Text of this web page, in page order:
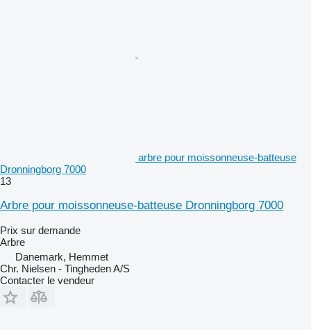
arbre pour moissonneuse-batteuse
Dronningborg 7000
13
Arbre pour moissonneuse-batteuse Dronningborg 7000
Prix sur demande
Arbre
Danemark, Hemmet
Chr. Nielsen - Tingheden A/S
Contacter le vendeur